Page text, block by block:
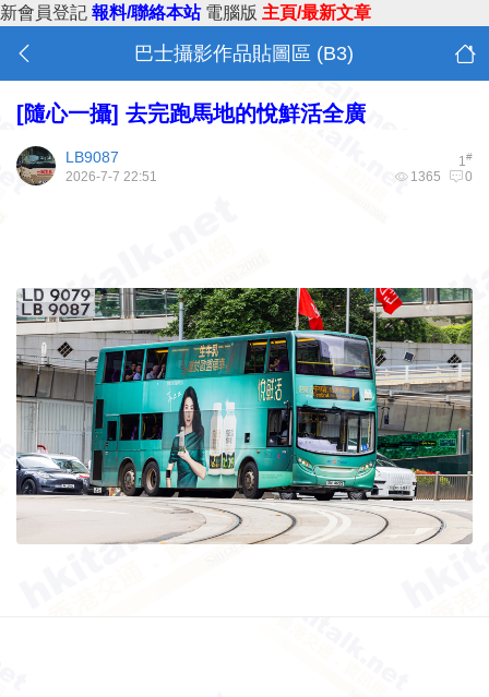
新會員登記 報料/聯絡本站 電腦版 主頁/最新文章
巴士攝影作品貼圖區 (B3)
[隨心一攝] 去完跑馬地的悅鮮活全廣
1#
LB9087
1365 0
2026-7-7 22:51